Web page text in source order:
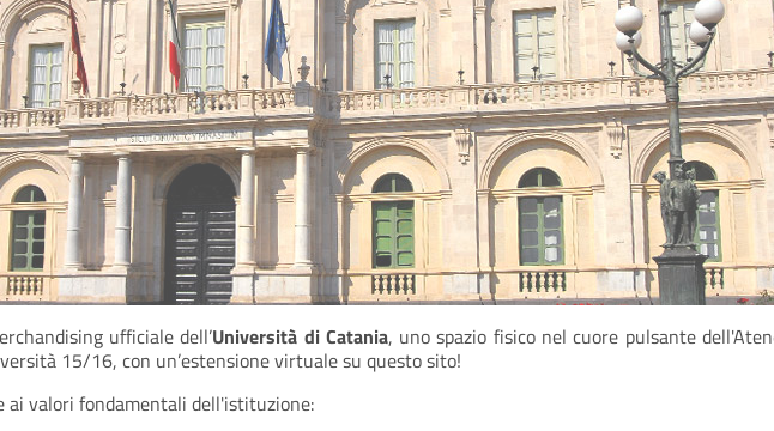
ufficiale dell’Università di Catania, uno spazio fisico nel cuore pulsante
15/16, con un’estensione virtuale su questo sito!
ai valori fondamentali dell'istituzione: